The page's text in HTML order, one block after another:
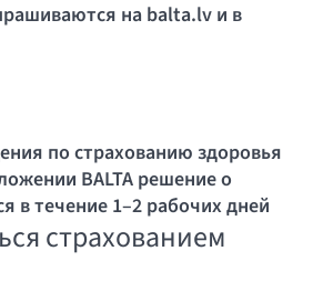
на balta.lv и в
по страхованию здоровья
BALTA решение о
в течение 1–2 рабочих дней
страхованием